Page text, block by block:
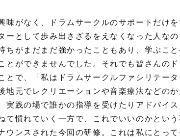
味がなく、ドラムサークルのサポートだけを
ーとして歩み出さざるをえなくなった人な
ちがまだまだ強かったこともあり、学ぶこ
とができませんでした。それでも皆さんの
とで、「私はドラムサークルファシリテー
地元でレクリエーションや音楽療法などの
実践の場で誰かの指導を受けたりアドバイ
て慣れていく一方で、これでいいのかとい
ウンスされた今回の研修。これは私にとっ